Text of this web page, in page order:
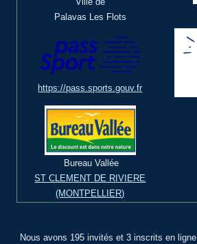
Palavas Les Flots
https://pass.sports.gouv.fr
Bureau Vallée
ST CLEMENT DE RIVIERE
(MONTPELLIER)
Nous avons 195 invités et 3 inscrits en ligne